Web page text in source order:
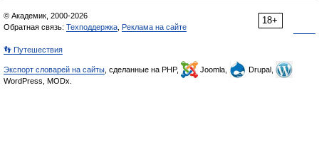
18+
© Академик, 2000-2026
Обратная связь: Техподдержка Реклама на сайте
👣 Путешествия
Экспорт словарей на сайты , сделанные на PHP, Joomla,
Drupal,
WordPress, MODx.